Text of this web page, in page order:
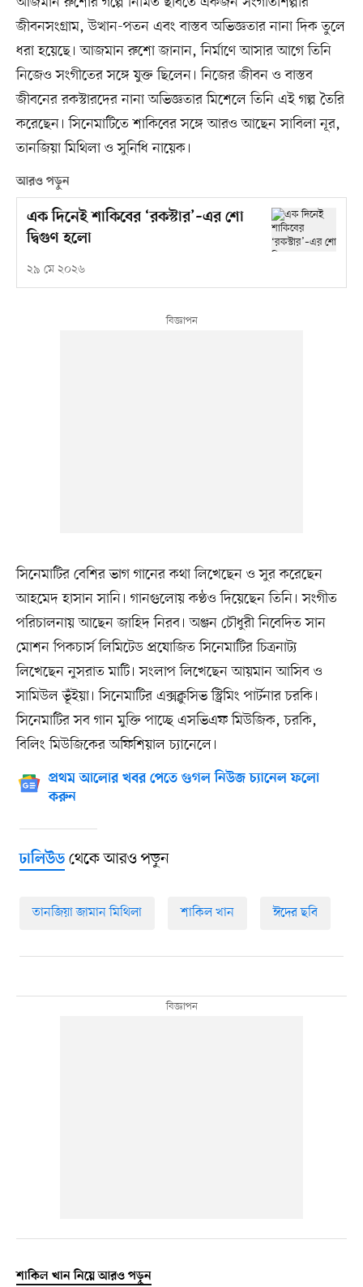
জীবনসংগ্রাম, উত্থান-পতন এবং বাস্তব অভিজ্ঞতার নানা দিক তুলে
ধরা হয়েছে। আজমান রুশো জানান, নির্মাণে আসার আগে তিনি
নিজেও সংগীতের সঙ্গে যুক্ত ছিলেন। নিজের জীবন ও বাস্তব
জীবনের রকস্টারদের নানা অভিজ্ঞতার মিশেলে তিনি এই গল্প তৈরি
করেছেন। সিনেমাটিতে শাকিবের সঙ্গে আরও আছেন সাবিলা নূর,
তানজিয়া মিথিলা ও সুনিধি নায়েক।
আরও পড়ুন
এক দিনেই শাকিবের ‘রকস্টার’–এর শো
দ্বিগুণ হলো
২৯ মে ২০২৬
সিনেমাটির বেশির ভাগ গানের কথা লিখেছেন ও সুর করেছেন
আহমেদ হাসান সানি। গানগুলোয় কণ্ঠও দিয়েছেন তিনি। সংগীত
পরিচালনায় আছেন জাহিদ নিরব। অঞ্জন চৌধুরী নিবেদিত সান
মোশন পিকচার্স লিমিটেড প্রযোজিত সিনেমাটির চিত্রনাট্য
লিখেছেন নুসরাত মাটি। সংলাপ লিখেছেন আয়মান আসিব ও
সামিউল ভূঁইয়া। সিনেমাটির এক্সক্লুসিভ স্ট্রিমিং পার্টনার চরকি।
সিনেমাটির সব গান মুক্তি পাচ্ছে এসভিএফ মিউজিক, চরকি,
বিলিং মিউজিকের অফিশিয়াল চ্যানেলে।
প্রথম আলোর খবর পেতে গুগল নিউজ চ্যানেল ফলো
করুন
ঢালিউডথেকে আরও পড়ুন
তানজিয়া জামান মিথিলা শাকিল খান ঈদের ছবি
শাকিল খান নিয়ে আরও পড়ুন